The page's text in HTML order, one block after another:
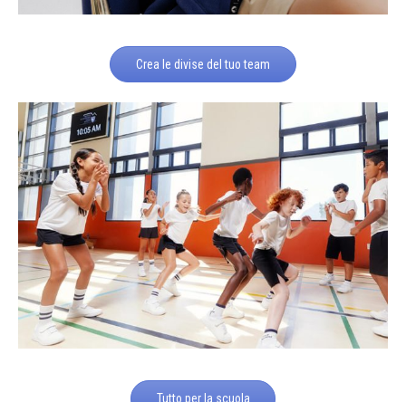
Crea le divise del tuo team
Tutto per la scuola